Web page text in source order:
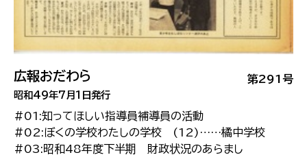
第291号
広報おだわら
昭和49年7月1日発行
#01:知ってほしい指導員補導員の活動
#02:ぼくの学校わたしの学校 (12)……橘中学校
#03:昭和48年度下半期 財政状況のあらまし